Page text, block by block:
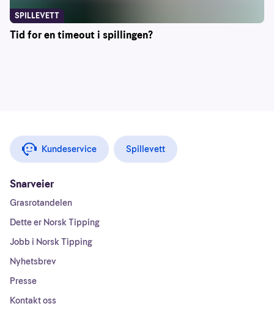
Tid for en timeout i spillingen?
SPILLEVETT
Kundeservice Spillevett
Snarveier
Grasrotandelen
Dette er Norsk Tipping
Jobb i Norsk Tipping
Nyhetsbrev
Presse
Kontakt oss